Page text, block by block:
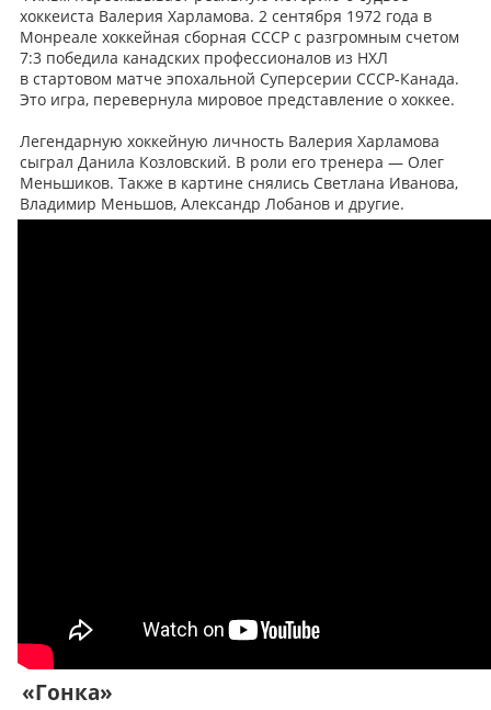
хоккеиста Валерия Харламова. 2 сентября 1972 года в
Монреале хоккейная сборная СССР с разгромным счетом
7:3 победила канадских профессионалов из НХЛ
в стартовом матче эпохальной Суперсерии СССР-Канада.
Это игра, перевернула мировое представление о хоккее.
Легендарную хоккейную личность Валерия Харламова
сыграл Данила Козловский. В роли его тренера — Олег
Меньшиков. Также в картине снялись Светлана Иванова,
Владимир Меньшов, Александр Лобанов и другие.
«Гонка»